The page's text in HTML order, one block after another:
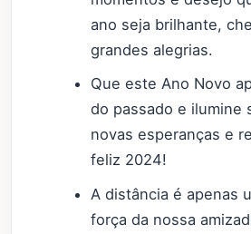
ano seja brilhante,
grandes alegrias.
Que este Ano Novo
do passado e ilumine
novas esperanças e
feliz 2024!
A distância é apenas
força da nossa